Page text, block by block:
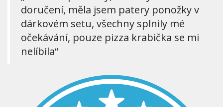
doručení, měla jsem patery ponožky v
dárkovém setu, všechny splnily mé
očekávání, pouze pizza krabička se mi
nelíbila“